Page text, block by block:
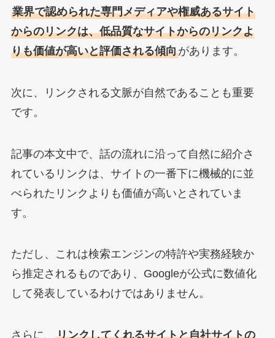
業界で認められた専門メディアや権威あるサイト
からのリンクは、低品質なサイトからのリンクよ
りも価値が高いと評価される傾向があります。
次に、リンクされる文脈が自然であることも重要
です。
記事の本文中で、話の流れに沿って自然に紹介さ
れているリンクは、サイトの一番下に機械的に並
べられたリンクよりも価値が高いとされていま
す。
ただし、これは検索エンジンの特許や実務経験か
ら推定されるものであり、Googleが公式に数値化
して発表しているわけではありません。
さらに、 リンクしてくれるサイトと自社サイトの